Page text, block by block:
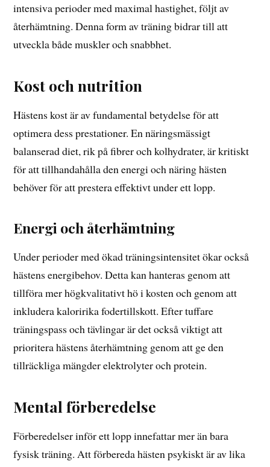
intensiva perioder med maximal hastighet, följt av
återhämtning. Denna form av träning bidrar till att
utveckla både muskler och snabbhet.
Kost och nutrition
Hästens kost är av fundamental betydelse för att
optimera dess prestationer. En näringsmässigt
balanserad diet, rik på fibrer och kolhydrater, är kritiskt
för att tillhandahålla den energi och näring hästen
behöver för att prestera effektivt under ett lopp.
Energi och återhämtning
Under perioder med ökad träningsintensitet ökar också
hästens energibehov. Detta kan hanteras genom att
tillföra mer högkvalitativt hö i kosten och genom att
inkludera kaloririka fodertillskott. Efter tuffare
träningspass och tävlingar är det också viktigt att
prioritera hästens återhämtning genom att ge den
tillräckliga mängder elektrolyter och protein.
Mental förberedelse
Förberedelser inför ett lopp innefattar mer än bara
fysisk träning. Att förbereda hästen psykiskt är av lika